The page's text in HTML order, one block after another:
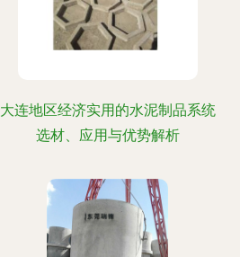
大连地区经济实用的水泥制品系统
选材、应用与优势解析